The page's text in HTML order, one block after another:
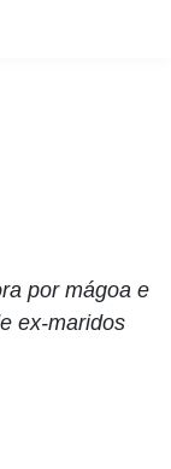
por mágoa e
ex-maridos